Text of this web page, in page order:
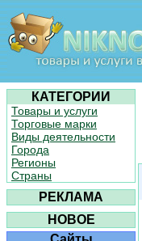
КАТЕГОРИИ
Товары и услуги
Торговые марки
Виды деятельности
Города
Регионы
Страны
РЕКЛАМА
НОВОЕ